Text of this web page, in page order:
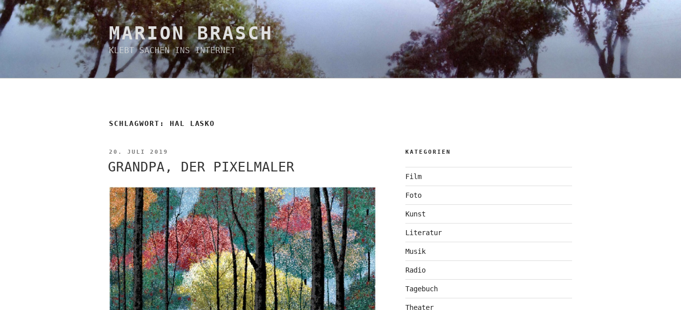
Zum
Inhalt
springen
MARION BRASCH
KLEBT SACHEN INS INTERNET
SCHLAGWORT: HAL LASKO
VERÖFFENTLICHT
20. JULI 2019
GRANDPA, DER PIXELMALER
KATEGORIEN
Film
Foto
Kunst
Literatur
Musik
Radio
Tagebuch
Theater